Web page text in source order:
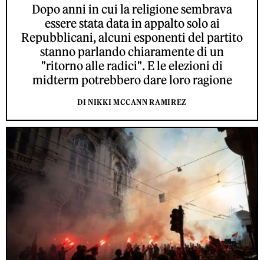
Dopo anni in cui la religione sembrava
essere stata data in appalto solo ai
Repubblicani, alcuni esponenti del partito
stanno parlando chiaramente di un
"ritorno alle radici". E le elezioni di
midterm potrebbero dare loro ragione
DI NIKKI MCCANN RAMIREZ